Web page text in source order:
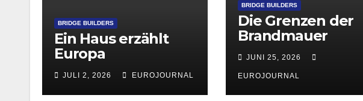
BRIDGE BUILDERS
Ein Haus erzählt
Europa
JULI 2, 2026 EUROJOURNAL
BRIDGE BUILDERS
Die Grenzen der
Brandmauer
JUNI 25, 2026
EUROJOURNAL